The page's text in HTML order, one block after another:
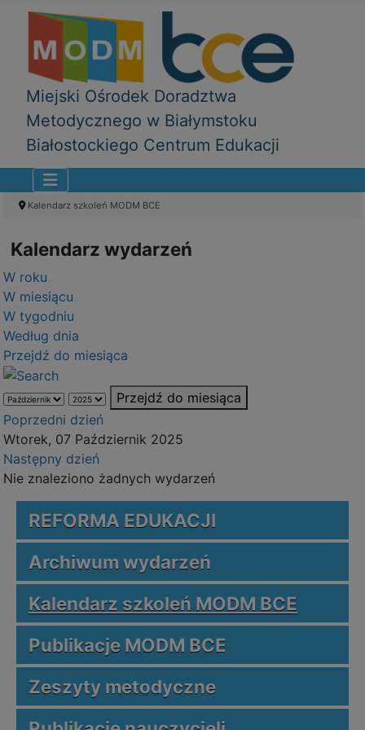
Miejski Ośrodek Doradztwa
Metodycznego w Białymstoku
Białostockiego Centrum Edukacji
Kalendarz szkoleń MODM BCE
Kalendarz wydarzeń
W roku
W miesiącu
W tygodniu
Według dnia
Przejdź do miesiąca
Przejdź do miesiąca
Poprzedni dzień
Wtorek, 07 Październik 2025
Następny dzień
Nie znaleziono żadnych wydarzeń
REFORMA EDUKACJI
Archiwum wydarzeń
Kalendarz szkoleń MODM BCE
Publikacje MODM BCE
Zeszyty metodyczne